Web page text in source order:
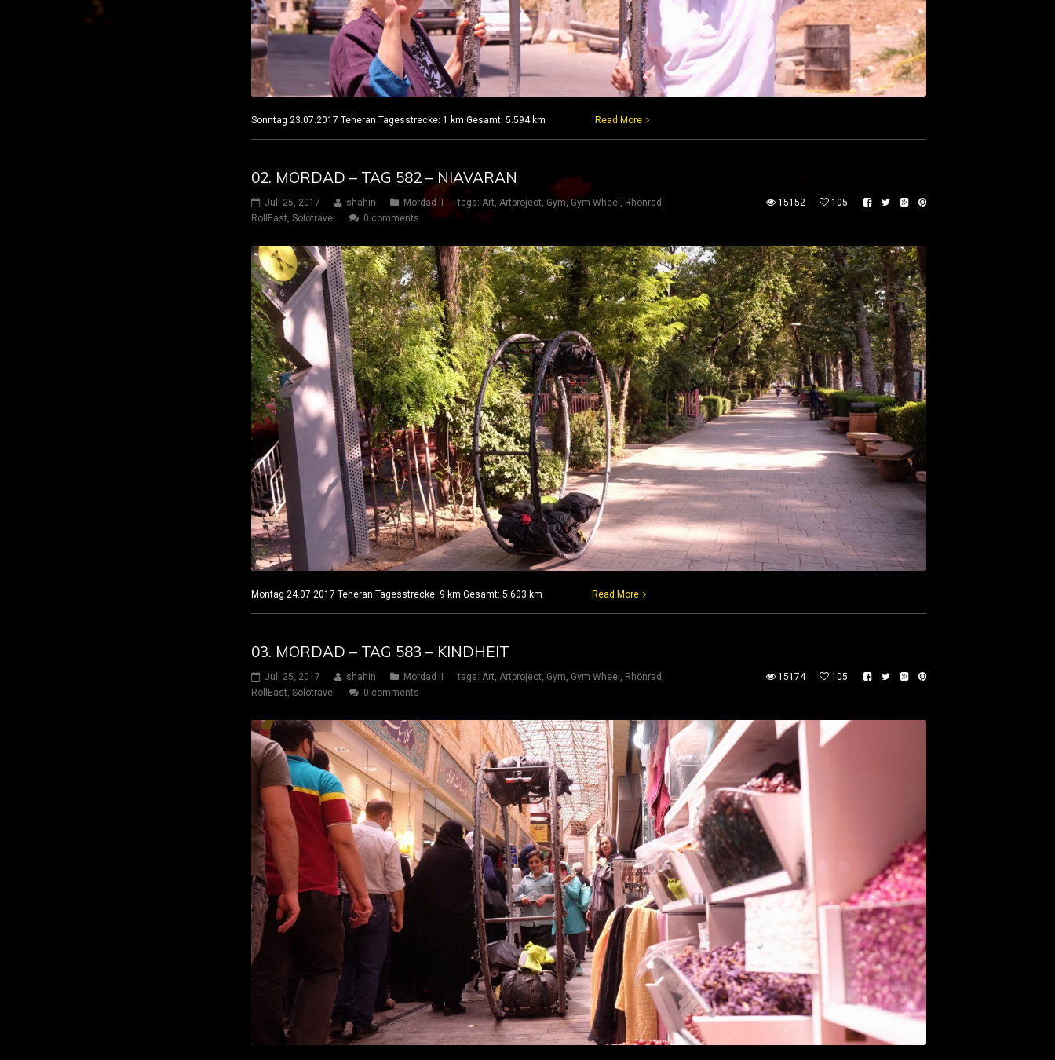
Sonntag 23.07.2017 Teheran Tagesstrecke: 1 km Gesamt: 5.594 km Read More
02. MORDAD – TAG 582 – NIAVARAN
Juli 25, 2017 shahin Mordad II tags: Art, Artproject, Gym,Gym Wheel , Rhönrad ,
RollEast, Solotravel 0 comments
15152 105
Montag 24.07.2017 Teheran Tagesstrecke: 9 km Gesamt: 5.603 km Read More
03. MORDAD – TAG 583 – KINDHEIT
Juli 25, 2017 shahin Mordad II tags: Art, Artproject, Gym, Gym Wheel , Rhönrad ,
RollEast, Solotravel 0 comments
15174 105